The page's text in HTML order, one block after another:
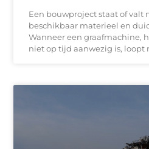
Een bouwproject staat of valt
beschikbaar materieel en
Wanneer een graafmachine,
niet op tijd aanwezig is, loopt